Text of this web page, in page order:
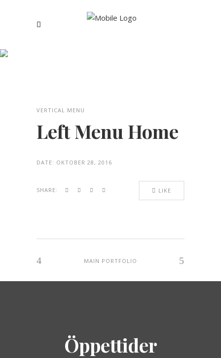
VERTICAL MENU
Left Menu Home
DATE: OKTOBER 28, 2016
SHARE: LIKE
MAIN PORTFOLIO
Öppettider